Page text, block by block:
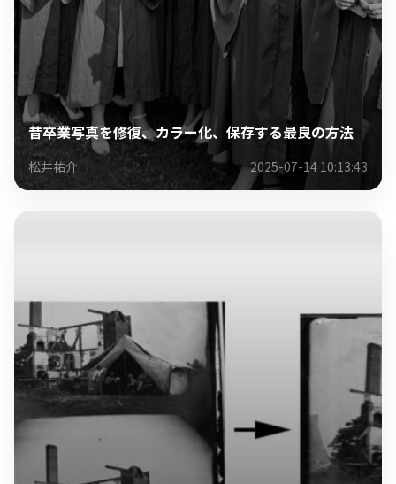
昔卒業写真を修復、カラー化、保存する最良の方法
松井祐介 2025-07-14 10:13:43